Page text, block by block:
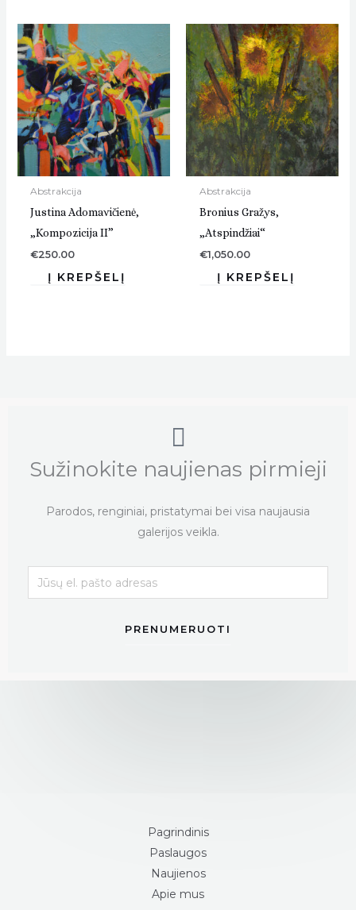
Abstrakcija
Justina Adomavičienė,
„Kompozicija II”
€250.00
Abstrakcija
Bronius Gražys,
„Atspindžiai“
€1,050.00
Sužinokite naujienas pirmieji
Parodos, renginiai, pristatymai bei visa naujausia
galerijos veikla.
PRENUMERUOTI
Pagrindinis
Paslaugos
Naujienos
Apie mus